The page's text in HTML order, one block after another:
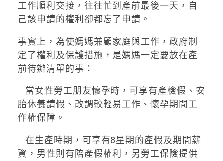
工作順利交接，往往忙到產前最後一天，自
己該申請的權利卻都忘了申請。
事實上，為使媽媽兼顧家庭與工作，政府制
定了權利及保護措施，是媽媽一定要放在產
前待辦清單的事：
當女性勞工朋友懷孕時，可享有產檢假、安
胎休養請假、改調較輕易工作、懷孕期間工
作權保障。
在生產時期，可享有8星期的產假及期間薪
資，男性則有陪產假權利，另勞工保險提供